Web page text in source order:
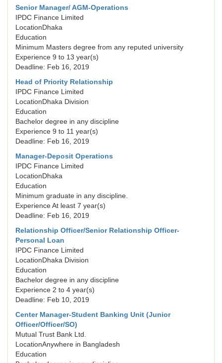
Senior Manager/ AGM-Operations
IPDC Finance Limited
LocationDhaka
Education
Minimum Masters degree from any reputed university
Experience 9 to 13 year(s)
Deadline: Feb 16, 2019
Head of Priority Relationship
IPDC Finance Limited
LocationDhaka Division
Education
Bachelor degree in any discipline
Experience 9 to 11 year(s)
Deadline: Feb 16, 2019
Manager-Deposit Operations
IPDC Finance Limited
LocationDhaka
Education
Minimum graduate in any discipline.
Experience At least 7 year(s)
Deadline: Feb 16, 2019
Relationship Officer/Senior Relationship Officer-
Personal Loan
IPDC Finance Limited
LocationDhaka Division
Education
Bachelor degree in any discipline
Experience 2 to 4 year(s)
Deadline: Feb 10, 2019
Center Manager-Student Banking Unit (Junior
Officer/Officer/SO)
Mutual Trust Bank Ltd.
LocationAnywhere in Bangladesh
Education